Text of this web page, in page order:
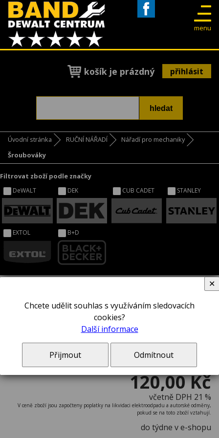
menu
košík je prázdný přihlásit
Úvodní stránka RUČNÍ NÁŘADÍ
Nářadí pro mechaniky
Šroubováky
Filtrovat zboží podle značky
DeWALT DEK CUB CADET STANLEY
EXTOL B+D
Šroubovák STANLEY® 1-65-340
120,00 Kč
včetně DPH 21 %
V ceně zboží jsou započteny poplatky na likvidaci elektroodpadu a autorské odměny,
pokud se na toto zboží vztahují.
do týdne v e-shopu
Chcete udělit souhlas s využíváním sledovacích
cookies?
Další informace
Přijmout Odmítnout
✕